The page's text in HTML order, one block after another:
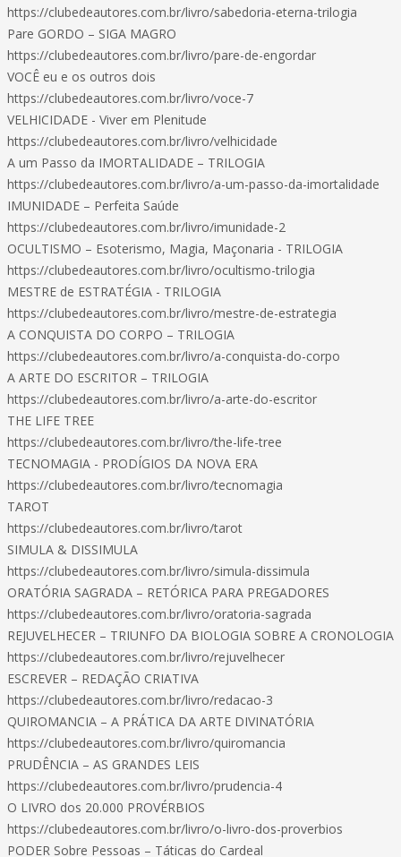
https://clubedeautores.com.br/livro/sabedoria-eterna-trilogia
Pare GORDO – SIGA MAGRO
https://clubedeautores.com.br/livro/pare-de-engordar
VOCÊ eu e os outros dois
https://clubedeautores.com.br/livro/voce-7
VELHICIDADE - Viver em Plenitude
https://clubedeautores.com.br/livro/velhicidade
A um Passo da IMORTALIDADE – TRILOGIA
https://clubedeautores.com.br/livro/a-um-passo-da-imortalidade
IMUNIDADE – Perfeita Saúde
https://clubedeautores.com.br/livro/imunidade-2
OCULTISMO – Esoterismo, Magia, Maçonaria - TRILOGIA
https://clubedeautores.com.br/livro/ocultismo-trilogia
MESTRE de ESTRATÉGIA - TRILOGIA
https://clubedeautores.com.br/livro/mestre-de-estrategia
A CONQUISTA DO CORPO – TRILOGIA
https://clubedeautores.com.br/livro/a-conquista-do-corpo
A ARTE DO ESCRITOR – TRILOGIA
https://clubedeautores.com.br/livro/a-arte-do-escritor
THE LIFE TREE
https://clubedeautores.com.br/livro/the-life-tree
TECNOMAGIA - PRODÍGIOS DA NOVA ERA
https://clubedeautores.com.br/livro/tecnomagia
TAROT
https://clubedeautores.com.br/livro/tarot
SIMULA & DISSIMULA
https://clubedeautores.com.br/livro/simula-dissimula
ORATÓRIA SAGRADA – RETÓRICA PARA PREGADORES
https://clubedeautores.com.br/livro/oratoria-sagrada
REJUVELHECER – TRIUNFO DA BIOLOGIA SOBRE A CRONOLOGIA
https://clubedeautores.com.br/livro/rejuvelhecer
ESCREVER – REDAÇÃO CRIATIVA
https://clubedeautores.com.br/livro/redacao-3
QUIROMANCIA – A PRÁTICA DA ARTE DIVINATÓRIA
https://clubedeautores.com.br/livro/quiromancia
PRUDÊNCIA – AS GRANDES LEIS
https://clubedeautores.com.br/livro/prudencia-4
O LIVRO dos 20.000 PROVÉRBIOS
https://clubedeautores.com.br/livro/o-livro-dos-proverbios
PODER Sobre Pessoas – Táticas do Cardeal